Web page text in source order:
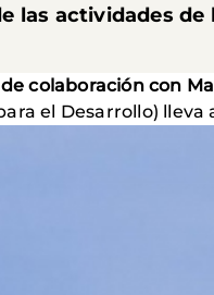
las actividades
colaboración con
el Desarrollo)